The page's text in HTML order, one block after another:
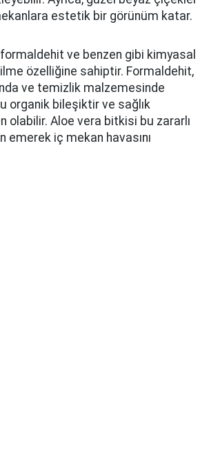
estetik bir görünüm katar.
ve benzen gibi kimyasal
özelliğine sahiptir. Formaldehit,
ve temizlik malzemesinde
organik bileşiktir ve sağlık
olabilir. Aloe vera bitkisi bu zararlı
emerek iç mekan havasını